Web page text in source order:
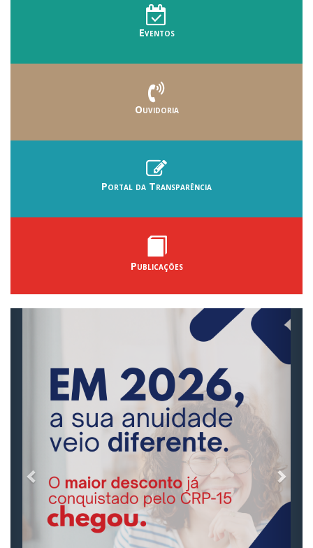
Eventos
Ouvidoria
Portal da Transparência
Publicações